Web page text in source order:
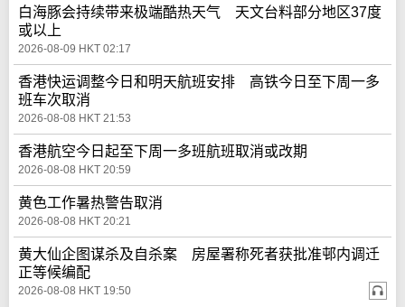
白海豚会持续带来极端酷热天气 天文台料部分地区37度
或以上
2026-08-09 HKT 02:17
香港快运调整今日和明天航班安排 高铁今日至下周一多
班车次取消
2026-08-08 HKT 21:53
香港航空今日起至下周一多班航班取消或改期
2026-08-08 HKT 20:59
黄色工作暑热警告取消
2026-08-08 HKT 20:21
黄大仙企图谋杀及自杀案 房屋署称死者获批准邨内调迁
正等候编配
2026-08-08 HKT 19:50